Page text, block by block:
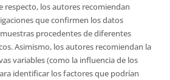
respecto, los autores recomiendan
que confirmen los datos
procedentes de diferentes
Asimismo, los autores recomiendan la
variables (como la influencia de los
identificar los factores que podrían